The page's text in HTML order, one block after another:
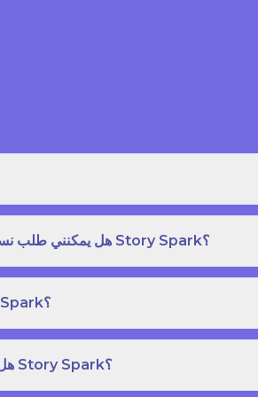
هل يمكنني طلب نسخة مطبوعة بغلاف مقوى من كتاب قصص على Story Spark؟
من ينشئ كتب قصص في مكتبة مجتمع Story Spark؟
هل يمكنني إنشاء ونشر كتاب قصص خاص بي على Story Spark؟